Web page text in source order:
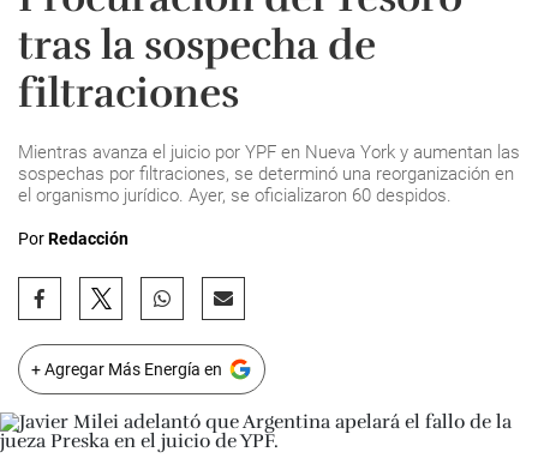
tras la sospecha de
filtraciones
Mientras avanza el juicio por YPF en Nueva York y aumentan las
sospechas por filtraciones, se determinó una reorganización en
el organismo jurídico. Ayer, se oficializaron 60 despidos.
PorRedacción
+ Agregar Más Energía en